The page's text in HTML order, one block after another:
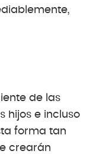
de las
hijos e incluso
forma tan
crearán